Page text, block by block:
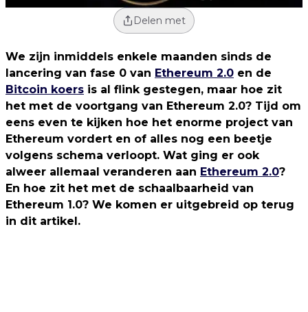
Delen met
We zijn inmiddels enkele maanden sinds de
lancering van fase 0 van Ethereum 2.0 en de
Bitcoin koers is al flink gestegen, maar hoe zit
het met de voortgang van Ethereum 2.0? Tijd om
eens even te kijken hoe het enorme project van
Ethereum vordert en of alles nog een beetje
volgens schema verloopt. Wat ging er ook
alweer allemaal veranderen aan Ethereum 2.0?
En hoe zit het met de schaalbaarheid van
Ethereum 1.0? We komen er uitgebreid op terug
in dit artikel.